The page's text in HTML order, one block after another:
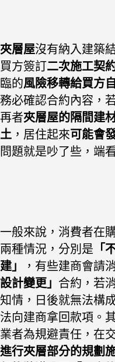
夾層屋沒有納入建築
買方簽訂二次施工契
臨的風險移轉給買方
務必確認合約內容，
再者夾層屋的隔間建
土 ，居住起來可能會
問題就是吵了些，端
一般來說，消費者在
兩種情況，分別是 「
建」
，有些建商會請
設計變更」 合約，若
知情，日後就無法構
法向建商拿回款項。
業者為規避責任，在
進行夾層部分的規劃